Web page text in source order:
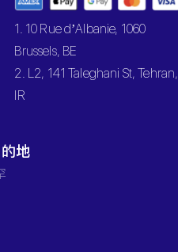
1. 10 Rue d’Albanie, 1060
Brussels, BE
2. L2, 141 Taleghani St, Tehran,
IR
地